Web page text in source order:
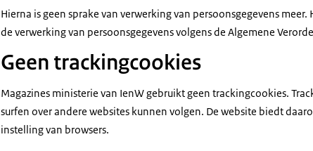
Hierna is geen sprake van verwerking van persoonsgegevens
de verwerking van persoonsgegevens volgens de Algemene
Geen trackingcookies
Magazines ministerie van IenW gebruikt geen trackingcookies.
surfen over andere websites kunnen volgen. De website biedt
instelling van browsers.